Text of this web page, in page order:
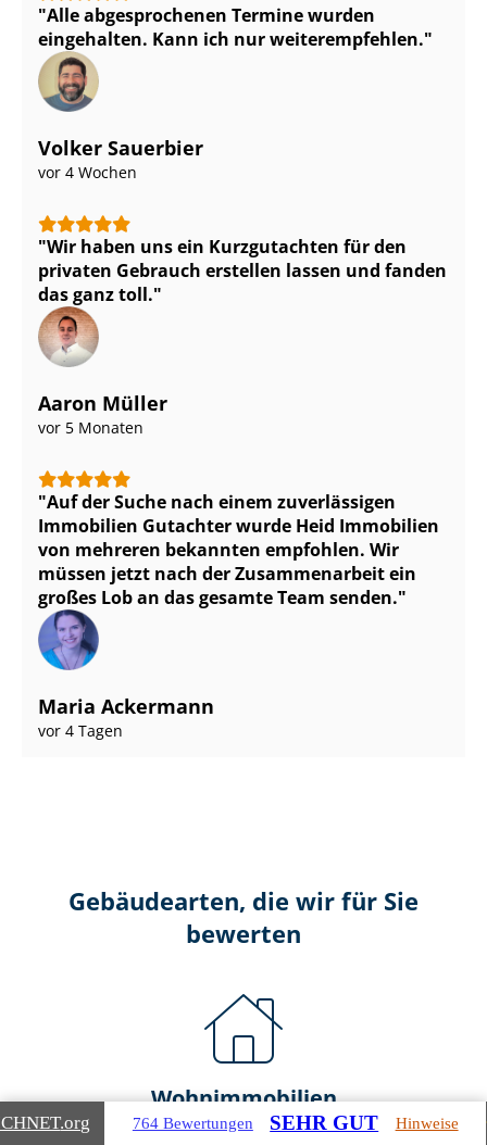
Alle abgesprochenen Termine wurden
eingehalten. Kann ich nur weiterempfehlen.
Volker Sauerbier
vor 4 Wochen
Wir haben uns ein Kurzgutachten für den
privaten Gebrauch erstellen lassen und fanden
das ganz toll.
Aaron Müller
vor 5 Monaten
Auf der Suche nach einem zuverlässigen
Immobilien Gutachter wurde Heid Immobilien
von mehreren bekannten empfohlen. Wir
müssen jetzt nach der Zusammenarbeit ein
großes Lob an das gesamte Team senden.
Maria Ackermann
vor 4 Tagen
Gebäudearten, die wir für Sie
bewerten
Wohnimmobilien
.org 764 Bewertungen SEHR GUT Hinweise